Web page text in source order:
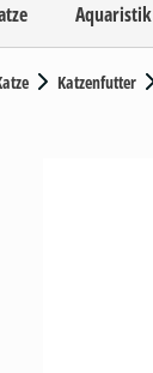
Aquaristik
Katzenfutter